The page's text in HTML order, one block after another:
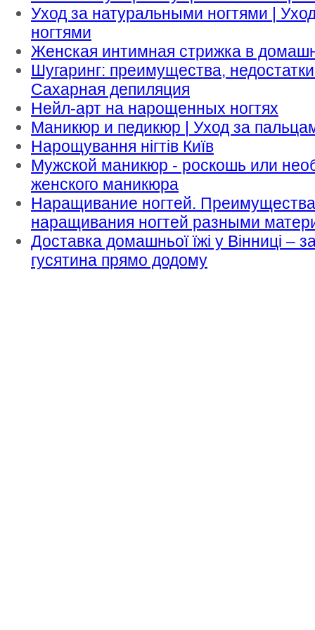
Уход за натуральными ногтями |
ногтями
Женская интимная стрижка в
Шугаринг: преимущества,
Сахарная депиляция
Нейл-арт на нарощенных ногтях
Маникюр и педикюр | Уход за
Нарощування нігтів Київ
Мужской маникюр - роскошь или
женского маникюра
Наращивание ногтей. Преимущества
наращивания ногтей разными
Доставка домашньої їжі у Вінниці –
гусятина прямо додому